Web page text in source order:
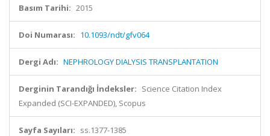
Basım Tarihi: 2015
Doi Numarası: 10.1093/ndt/gfv064
Dergi Adı: NEPHROLOGY DIALYSIS TRANSPLANTATION
Derginin Tarandığı İndeksler: Science Citation Index
Expanded (SCI-EXPANDED), Scopus
Sayfa Sayıları: ss.1377-1385